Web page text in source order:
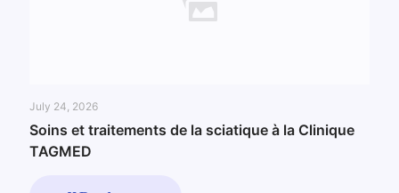
July 24, 2026
Soins et traitements de la sciatique à la Clinique
TAGMED